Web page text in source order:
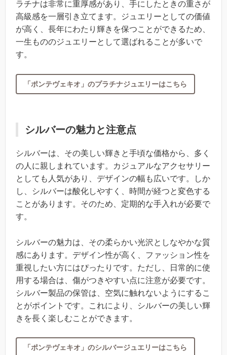
ラチナは非常に重厚感があり、手にしたときの重さが
高級感を一層引き立てます。ジュエリーとしての価値
が高く、長年にわたり輝きを保つことができるため、
一生もののジュエリーとして選ばれることが多いで
す。
「ポンテヴェキオ」のプラチナジュエリーはこちら
シルバーの魅力と注意点
シルバーは、その美しい輝きと手頃な価格から、多く
の人に親しまれています。カジュアルなアクセサリー
としても人気があり、デザインの幅も広いです。しか
し、シルバーは酸化しやすく、時間が経つと変色する
ことがあります。そのため、定期的な手入れが必要で
す。
シルバーの魅力は、その柔らかい光沢としなやかな質
感にあります。デザイン性が高く、ファッション性を
重視したい方にはぴったりです。ただし、日常的に使
用する場合は、傷がつきやすい点に注意が必要です。
シルバー製品の保管は、空気に触れないようにするこ
とがポイントです。これにより、シルバーの美しい輝
きを長く楽しむことができます。
「ポンテヴェキオ」のシルバージュエリーはこちら